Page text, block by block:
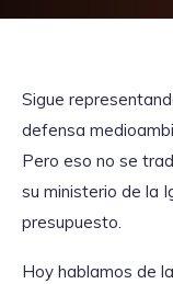
Sigue
defensa
Pero eso no se
su ministerio de la
presupuesto.
Hoy hablamos de